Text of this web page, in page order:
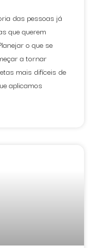
das pessoas já
que querem
o que se
a tornar
mais difíceis de
aplicamos